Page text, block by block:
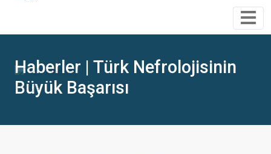
Haberler | Türk Nefrolojisinin
Büyük Başarısı